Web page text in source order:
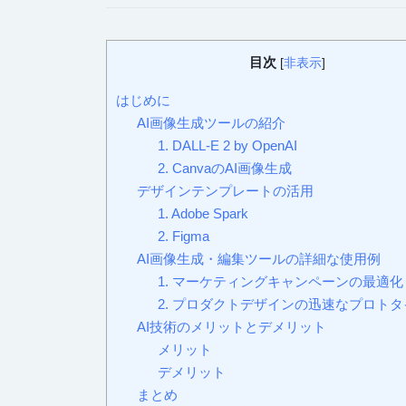
目次 [非表示]
はじめに
AI画像生成ツールの紹介
1. DALL-E 2 by OpenAI
2. CanvaのAI画像生成
デザインテンプレートの活用
1. Adobe Spark
2. Figma
AI画像生成・編集ツールの詳細な使用例
1. マーケティングキャンペーンの最適化
2. プロダクトデザインの迅速なプロト
AI技術のメリットとデメリット
メリット
デメリット
まとめ